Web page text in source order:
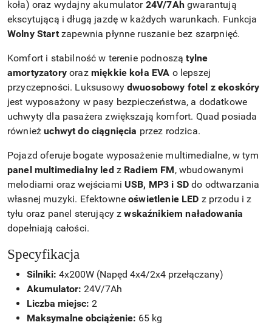
koła) oraz wydajny akumulator 24V/7Ahgwarantują
ekscytującą i długą jazdę w każdych warunkach. Funkcja
Wolny Startzapewnia płynne ruszanie bez szarpnięć.
Komfort i stabilność w terenie podnoszątylne
amortyzatoryoraz miękkie koła EVA o lepszej
przyczepności. Luksusowy dwuosobowy fotel z ekoskóry
jest wyposażony w pasy bezpieczeństwa, a dodatkowe
uchwyty dla pasażera zwiększają komfort. Quad posiada
równieżuchwyt do ciągnięcia przez rodzica.
Pojazd oferuje bogate wyposażenie multimedialne, w tym
panel multimedialny led z Radiem FM, wbudowanymi
melodiami oraz wejściami USB, MP3 i SD do odtwarzania
własnej muzyki. Efektowneoświetlenie LED z przodu i z
tyłu oraz panel sterujący zwskaźnikiem naładowania
dopełniają całości.
Specyfikacja
Silniki: 4x200W (Napęd 4x4/2x4 przełączany)
Akumulator: 24V/7Ah
Liczba miejsc: 2
Maksymalne obciążenie: 65 kg